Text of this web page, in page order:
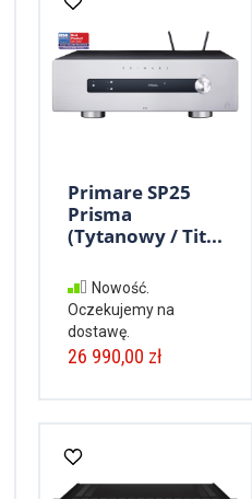
Primare SP25
Prisma
(Tytanowy / Tit...
Nowość.
Oczekujemy na
dostawę.
26 990,00 zł